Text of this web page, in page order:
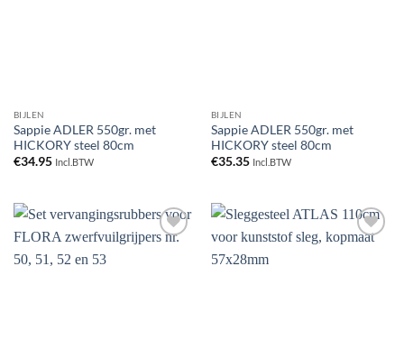
BIJLEN
Sappie ADLER 550gr. met
HICKORY steel 80cm
€34.95 Incl.BTW
BIJLEN
Sappie ADLER 550gr. met
HICKORY steel 80cm
€35.35 Incl.BTW
Toevoegen
Toevoegen